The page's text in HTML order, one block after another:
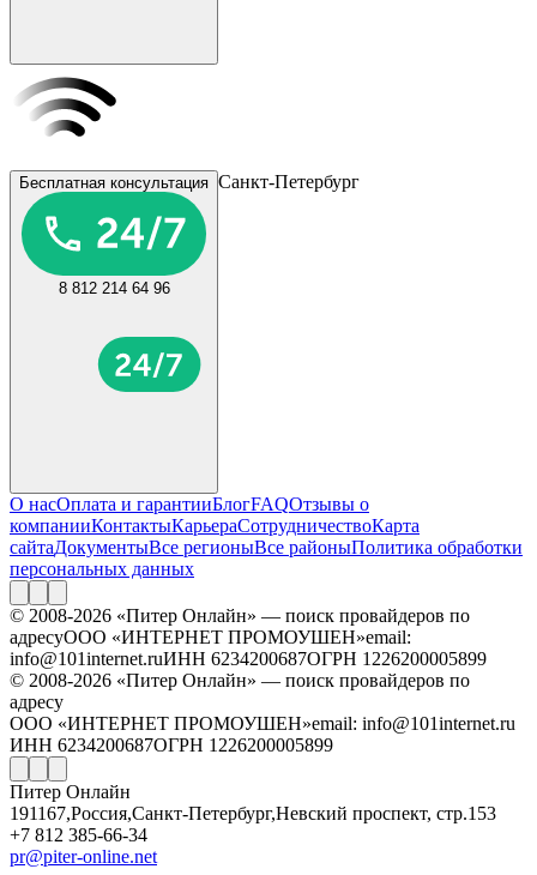
Бесплатная консультация
8 812 214 64 96
Санкт-Петербург
О насОплата и гарантииБлогFAQОтзывы о
компанииКонтактыКарьераСотрудничествоКарта
сайтаДокументыВсе регионыВсе районыПолитика обработки
персональных данных
© 2008-2026 «Питер Онлайн» — поиск провайдеров по
адресуООО «ИНТЕРНЕТ ПРОМОУШЕН»email:
info@101internet.ruИНН 6234200687ОГРН 1226200005899
© 2008-2026 «Питер Онлайн» — поиск провайдеров по
адресу
ООО «ИНТЕРНЕТ ПРОМОУШЕН»email: info@101internet.ru
ИНН 6234200687ОГРН 1226200005899
Питер Онлайн
191167,Россия,Санкт-Петербург,Невский проспект, стр.153
+7 812 385-66-34
pr@piter-online.net